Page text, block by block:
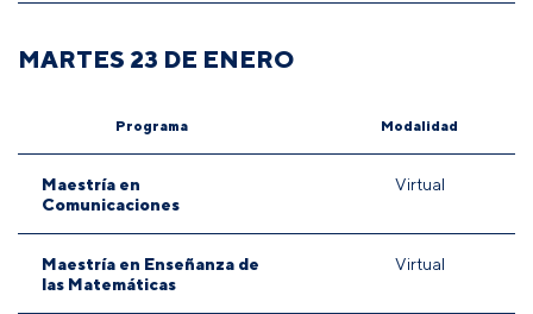
MARTES 23 DE ENERO
Programa Modalidad
Maestría en
Comunicaciones
Virtual
Maestría en Enseñanza de
las Matemáticas
Virtual